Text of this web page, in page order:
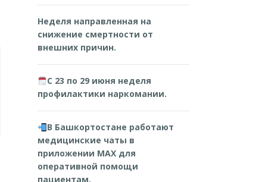
Неделя направленная на
снижение смертности от
внешних причин.
С 23 по 29 июня неделя
профилактики наркомании.
В Башкортостане работают
медицинские чаты в
приложении MAX для
оперативной помощи
пациентам.